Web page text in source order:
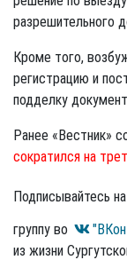
разрешительного
Кроме того,
регистрацию и
подделку
Ранее «Вестник»
сократился на
Подписывайтесь
группу во
из жизни